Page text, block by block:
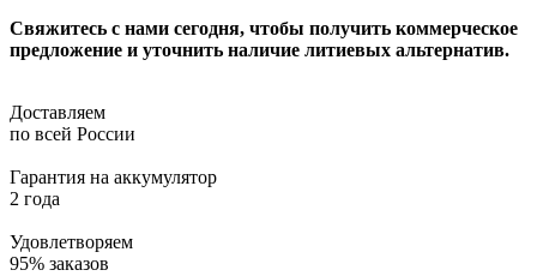
Свяжитесь с нами сегодня, чтобы получить коммерческое
предложение и уточнить наличие литиевых альтернатив.
Доставляем
по всей России
Гарантия на аккумулятор
2 года
Удовлетворяем
95% заказов